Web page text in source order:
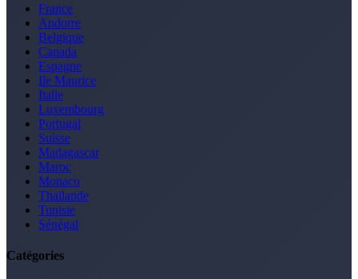
France
Andorre
Belgique
Canada
Espagne
Ile Maurice
Italie
Luxembourg
Portugal
Suisse
Madagascar
Maroc
Monaco
Thaïlande
Tunisie
Sénégal
Catégories